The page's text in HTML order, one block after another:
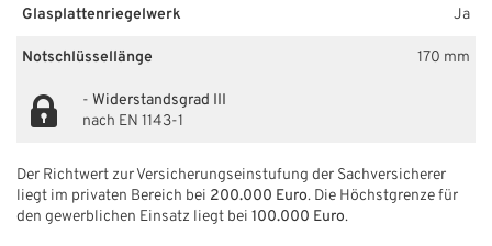
Glasplattenriegelwerk Ja
Notschlüssellänge 170 mm
- Widerstandsgrad III
nach EN 1143-1
Der Richtwert zur Versicherungseinstufung der Sachversicherer
liegt im privaten Bereich bei 200.000 Euro. Die Höchstgrenze für
den gewerblichen Einsatz liegt bei 100.000 Euro.